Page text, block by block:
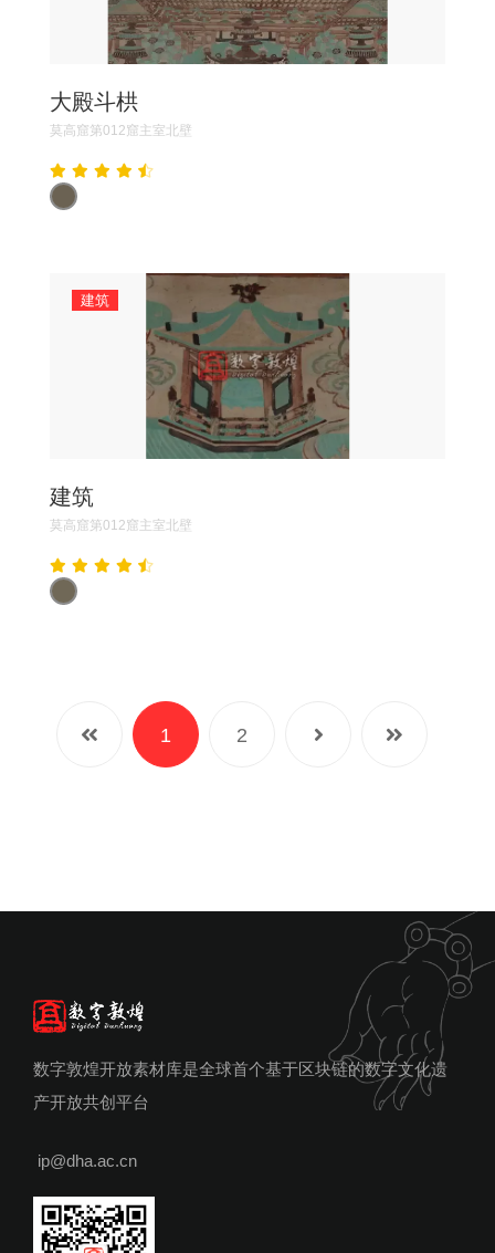
大殿斗栱
莫高窟第012窟主室北壁
建筑
建筑
莫高窟第012窟主室北壁
1 2
数字敦煌开放素材库是全球首个基于区块链的数字文化遗
产开放共创平台
ip@dha.ac.cn